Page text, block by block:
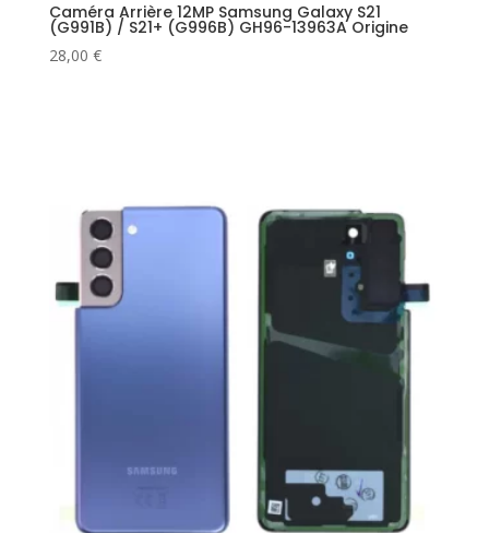
Caméra Arrière 12MP Samsung Galaxy S21
(G991B) / S21+ (G996B) GH96-13963A Origine
28,00 €